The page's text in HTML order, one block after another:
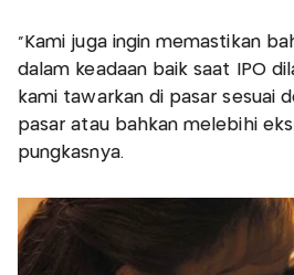
"Kami juga ingin memastikan
dalam keadaan baik saat IPO
kami tawarkan di pasar sesuai
pasar atau bahkan melebihi
pungkasnya.